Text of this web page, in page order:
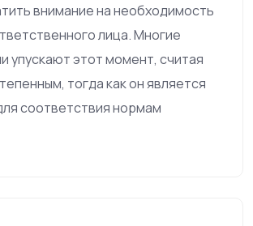
внимание на необходимость
лица. Многие
упускают этот момент, считая
тогда как он является
соответствия нормам